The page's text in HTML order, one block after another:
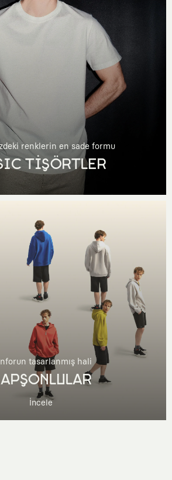
renklerin en sade formu
TİŞÖRTLER
tasarlanmış hali
İncele